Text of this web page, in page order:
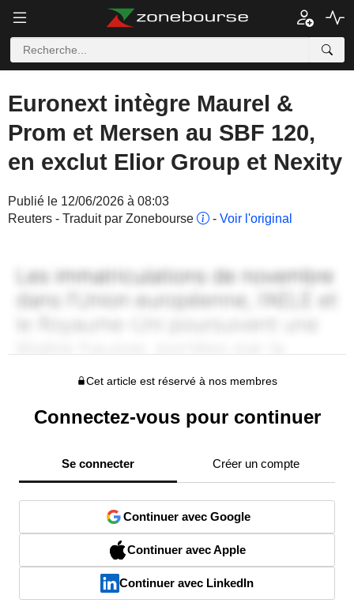
Euronext intègre Maurel &
Prom et Mersen au SBF 120,
en exclut Elior Group et Nexity
Publié le 12/06/2026 à 08:03
Reuters - Traduit par Zonebourse
- Voir l'original
Cet article est réservé à nos membres
Connectez-vous pour continuer
Se connecter Créer un compte
Continuer avec Google
Continuer avec Apple
Continuer avec LinkedIn